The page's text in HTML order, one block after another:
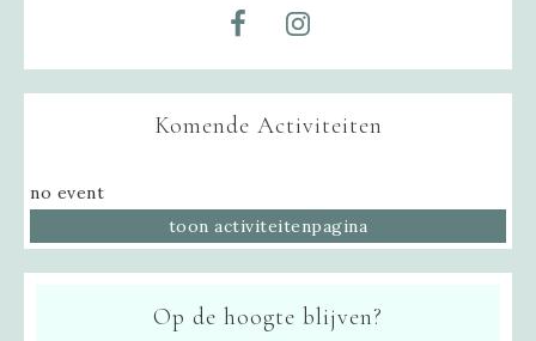
Komende Activiteiten
no event
toon activiteitenpagina
Op de hoogte blijven?